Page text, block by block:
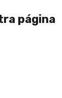
página